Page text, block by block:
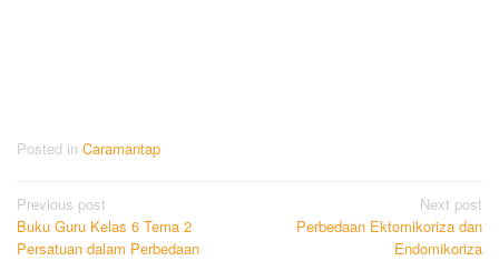
Posted in Caramantap
Post
navigation
Previous post
Buku Guru Kelas 6 Tema 2
Persatuan dalam Perbedaan
Next post
Perbedaan Ektomikoriza dan
Endomikoriza